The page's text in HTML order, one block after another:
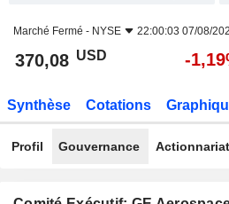
Marché Fermé - NYSE 22:00:03 07/08/
370,08 USD -
Synthèse Cotations
Profil Gouvernance Actionnariat